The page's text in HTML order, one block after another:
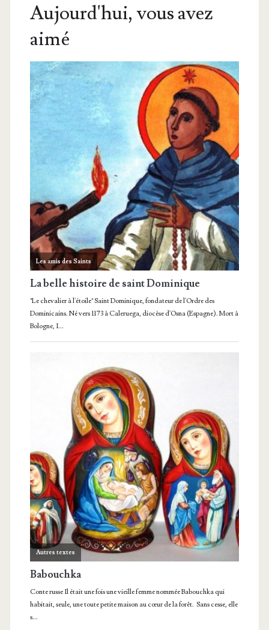
Aujourd'hui, vous avez
aimé